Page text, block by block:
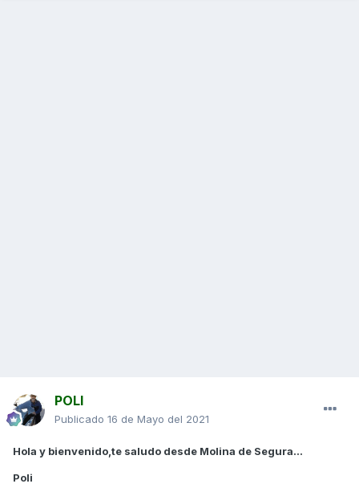
POLI
Publicado 16 de Mayo del 2021
Hola y bienvenido,te saludo desde Molina de Segura...
Poli